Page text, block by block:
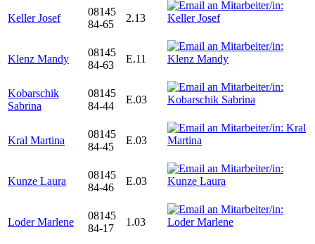
Keller Josef
08145
84-65
2.13
Klenz Mandy
08145
84-63
E.11
Kobarschik
Sabrina
08145
84-44
E.03
Kral Martina
08145
84-45
E.03
Kunze Laura
08145
84-46
E.03
Loder Marlene
08145
84-17
1.03